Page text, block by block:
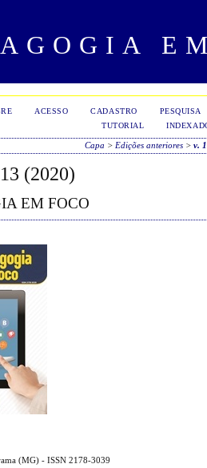
ACESSO CADASTRO
PESQUISA
TUTORIAL
Capa > Edições anteriores> v.
(2020)
EM FOCO
(MG) - ISSN 2178-3039